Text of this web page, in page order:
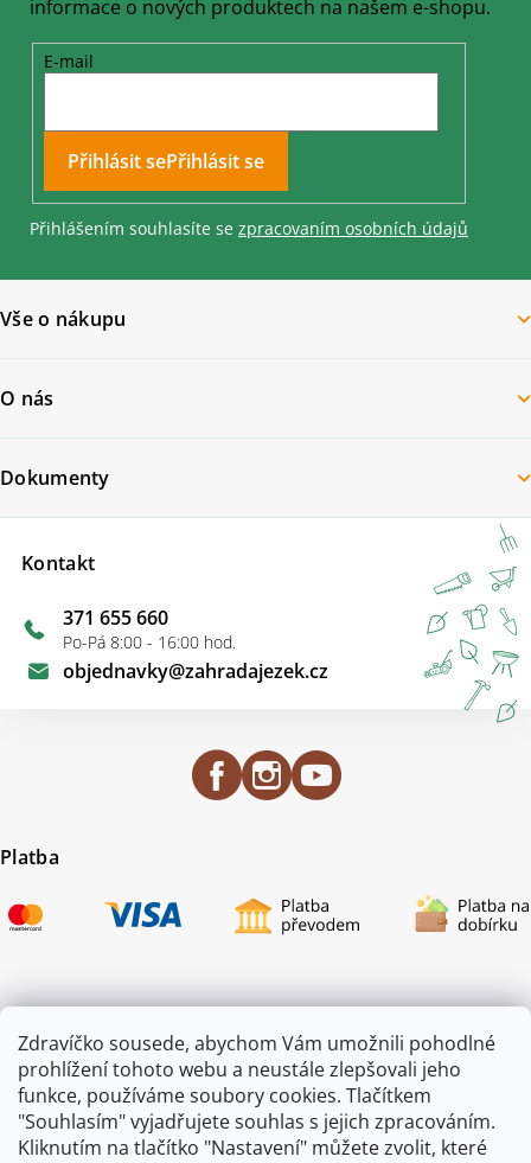
Zdravíčko sousede, abychom Vám umožnili pohodlné
prohlížení tohoto webu a neustále zlepšovali jeho
funkce, používáme soubory cookies. Tlačítkem
"Souhlasím" vyjadřujete souhlas s jejich zpracováním.
Kliknutím na tlačítko "Nastavení" můžete zvolit, které
informace o nových produktech na našem e-shopu.
E-mail
Přihlásit se
Přihlášením souhlasíte se zpracovaním osobních údajů
Vše o nákupu
O nás
Kontakt
objednavky@zahradajezek.cz
371 655 660
Po-Pá 8:00 - 16:00 hod.
Dokumenty
Platba